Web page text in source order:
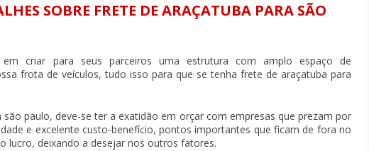
SOBRE FRETE DE ARAÇATUBA PARA SÃO
em criar para seus parceiros uma estrutura com amplo espaço de
frota de veículos, tudo isso para que se tenha frete de araçatuba para
são paulo, deve-se ter a exatidão em orçar com empresas que prezam por
e excelente custo-benefício, pontos importantes que ficam de fora no
lucro, deixando a desejar nos outros fatores.